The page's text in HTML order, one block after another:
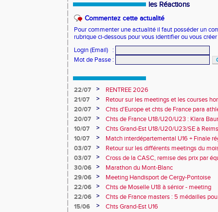
les Réactions
Commentez cette actualité
Pour commenter une actualité il faut posséder un
rubrique ci-dessous pour vous identifier ou vous
Login (Email)
:
Mot de Passe :
22/07 >
RENTREE 2026
21/07
>
Retour sur les meetings et les courses
20/07
>
Chts d'Europe et chts de France para
champion d'Europe et multiples
20/07 >
Chts de France U18/U20/U23 : Klara
10e
10/07 >
Chts Grand-Est U18/U20/U23/SE à
10/07
>
Match interdépartemental U16 + Finale
Obernai
03/07 >
Retour sur les différents meetings du
03/07
>
Cross de la CASC, remise des prix par
collèges
30/06 >
Marathon du Mont-Blanc
29/06
>
Meeting Handisport de Cergy-Pontoise
22/06
>
Chts de Moselle U18 à sénior - meeting
22/06
>
Chts de France masters : 5 médailles
15/06
>
Chts Grand-Est U16